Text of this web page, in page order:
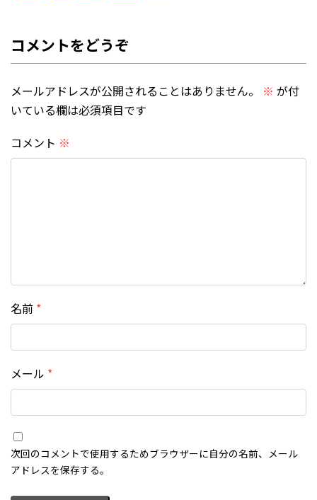
メールアドレスが公開されることはありません。 ※ が付
いている欄は必須項目です
コメント ※
名前 *
メール *